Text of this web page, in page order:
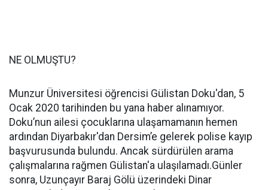
NE OLMUŞTU?
Munzur Üniversitesi öğrencisi Gülistan Doku'dan, 5
Ocak 2020 tarihinden bu yana haber alınamıyor.
Doku’nun ailesi çocuklarına ulaşamamanın hemen
ardından Diyarbakır'dan Dersim’e gelerek polise kayıp
başvurusunda bulundu. Ancak sürdürülen arama
çalışmalarına rağmen Gülistan'a ulaşılamadı.Günler
sonra, Uzunçayır Baraj Gölü üzerindeki Dinar